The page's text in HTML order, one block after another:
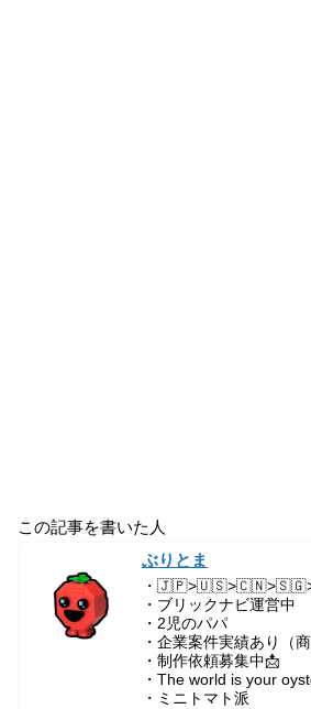
この記事を書いた人
ぶりとま
・
・ブリックナビ運営中
・2児のパパ
・企業案件実績あり（商
・制作依頼募集中📩
・The world is your
・ミニトマト派